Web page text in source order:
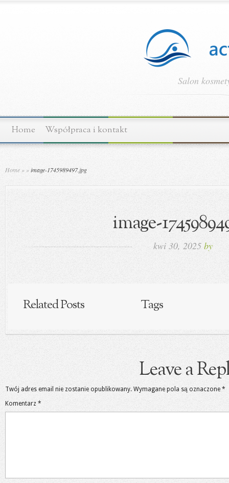
Salon
Home Współpraca i kontakt
Home » »image-1745989497.jpg
image-
kwi 30, 2025 by
Related Posts Tags
Leave a
Twój adres email nie zostanie opublikowany. Wymagane pola są oznaczone *
Komentarz *